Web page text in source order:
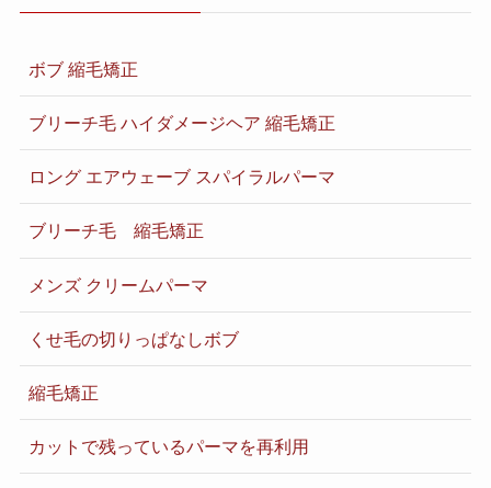
ボブ 縮毛矯正
ブリーチ毛 ハイダメージヘア 縮毛矯正
ロング エアウェーブ スパイラルパーマ
ブリーチ毛 縮毛矯正
メンズ クリームパーマ
くせ毛の切りっぱなしボブ
縮毛矯正
カットで残っているパーマを再利用